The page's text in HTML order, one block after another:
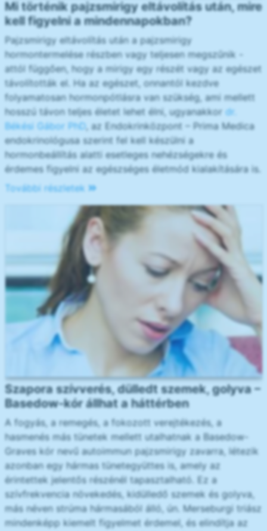
Mi történik pajzsmirigy eltávolítás után, mire
kell figyelni a mindennapokban?
Pajzsmirigy eltávolítás után a pajzsmirigy
hormontermelése részben vagy teljesen megszűnik -
attól függően, hogy a mirigy egy részét vagy az egészet
távolították el. Ha az egészet, onnantól kezdve
folyamatosan hormonpótlásra van szükség, ami mellett
hosszú távon teljes életet lehet élni, ugyanakkor dr.
Békési Gábor PhD
, az Endokrinközpont – Prima Medica
endokrinológusa szerint fel kell készülni a
hormonbeállítás alatti esetleges nehézségekre és
érdemes figyelni az egészséges életmód kialakítására is.
További részletek
Szapora szívverés, dülledt szemek, golyva –
Basedow-kór állhat a háttérben
A fogyás, a remegés, a fokozott verejtékezés, a
hasmenés más tünetek mellett utalhatnak a Basedow-
Graves kór nevű autoimmun pajzsmirigy zavarra, létezik
azonban egy hármas tünetegyüttes is, amely az
érintettek jelentős részénél tapasztalható. Ez a
szívfrekvencia növekedés, kidülledő szemek és golyva,
más néven strúma hármasából álló, ún. Merseburgi triász
mindenképp kiemelt figyelmet érdemel, és elindítja az